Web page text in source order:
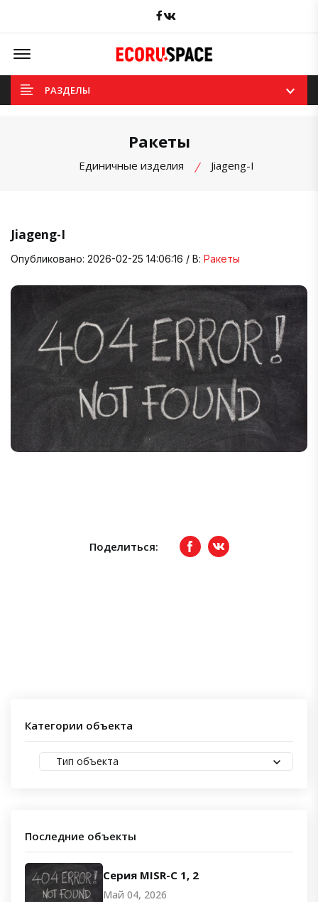
Facebook
Offcanvas Menu Open
РАЗДЕЛЫ
Ракеты
Единичные изделия Jiageng-I
Jiageng-I
Опубликовано: 2026-02-25 14:06:16 / В: Ракеты
Поделиться: FacebookвКонтакте
Категории объекта
Тип объекта
Последние объекты
Серия MISR-C 1, 2
Май 04, 2026